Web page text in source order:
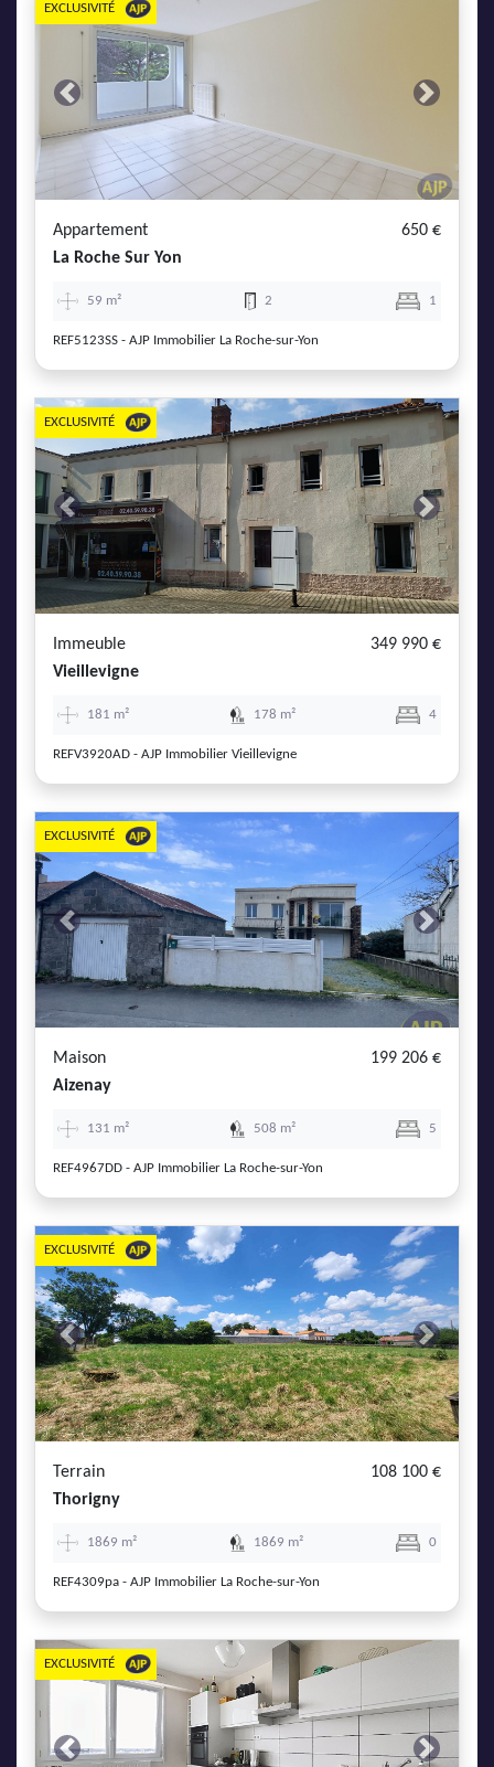
Previous Next
EXCLUSIVITÉ
Appartement
650 €
La Roche Sur Yon
59 m² 2 1
REF5123SS - AJP Immobilier La Roche-sur-Yon
Previous Next
EXCLUSIVITÉ
Immeuble
349 990 €
Vieillevigne
181 m² 178 m² 4
REFV3920AD - AJP Immobilier Vieillevigne
Previous Next
EXCLUSIVITÉ
Maison
199 206 €
Aizenay
131 m² 508 m² 5
REF4967DD - AJP Immobilier La Roche-sur-Yon
Previous Next
EXCLUSIVITÉ
Terrain
108 100 €
Thorigny
1869 m² 1869 m² 0
REF4309pa - AJP Immobilier La Roche-sur-Yon
Previous Next
EXCLUSIVITÉ